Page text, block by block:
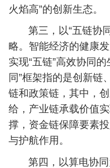
火焰高”的创新生态。
第三，以“五链协
略。智能经济的健康
实现“五链”高效协同
同”框架指的是创新链
链和政策链，其中，
给，产业链承载价值
撑，资金链保障要素
与护航作用。
第四，以算电协